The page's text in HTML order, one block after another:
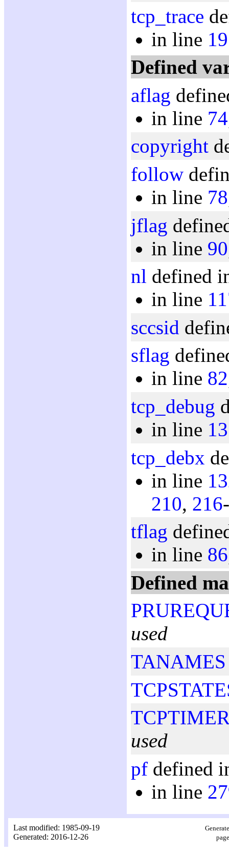
tcp_trace
in line
Defined
aflag
in line 74
copyright
follow
in line 78
jflag
in line 90
nl defined
in line
sccsid
sflag
in line 82
tcp_debug
in line
tcp_debx
in line
210, 216-
tflag
in line 86
Defined
used
TANAMES
used
pf defined
in line
Last modified: 1985-09-19
Generated: 2016-12-26